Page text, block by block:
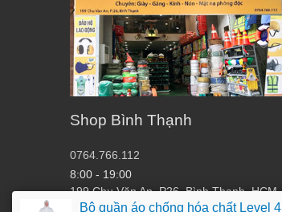
Bộ quần áo chống hóa chất Level 4
Shop Bình Thạnh
0764.766.112
8:00 - 19:00
199 Chu Văn An, P26, Bình Thạnh, HCM
Chỉ đường